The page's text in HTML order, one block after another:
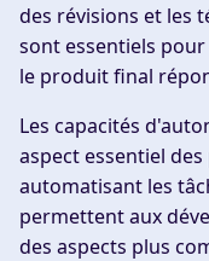
des révisions et les
sont essentiels
le produit final
Les capacités
aspect essentiel
automatisant les
permettent aux
des aspects plus